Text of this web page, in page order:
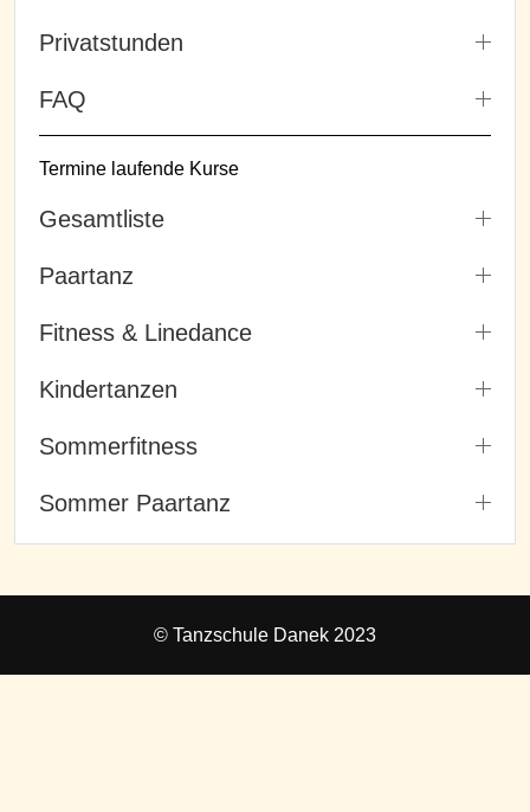
Privatstunden
FAQ
Termine laufende Kurse
Gesamtliste
Paartanz
Fitness & Linedance
Kindertanzen
Sommerfitness
Sommer Paartanz
© Tanzschule Danek 2023